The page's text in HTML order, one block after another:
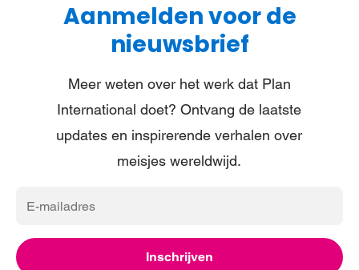
Aanmelden voor de
nieuwsbrief
Meer weten over het werk dat Plan
International doet? Ontvang de laatste
updates en inspirerende verhalen over
meisjes wereldwijd.
E-
Inschrijven